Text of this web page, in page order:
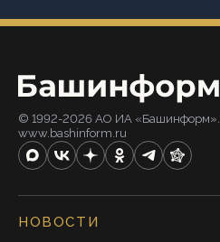
© 1992-2026 АО ИА «Башинформ».
www.bashinform.ru
НОВОСТИ